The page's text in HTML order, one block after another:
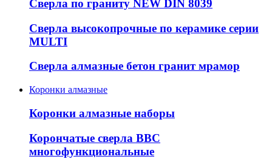
Сверла по граниту NEW DIN 8039
Сверла высокопрочные по керамике серии
MULTI
Сверла алмазные бетон гранит мрамор
Коронки алмазные
Коронки алмазные наборы
Корончатые сверла ВВС
многофункциональные